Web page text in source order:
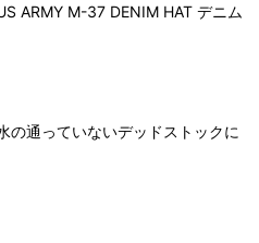
ARMY M-37 DENIM HAT デニム
の通っていないデッドストックに